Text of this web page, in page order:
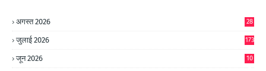
अगस्त 2026 28
जुलाई 2026 173
जून 2026
10